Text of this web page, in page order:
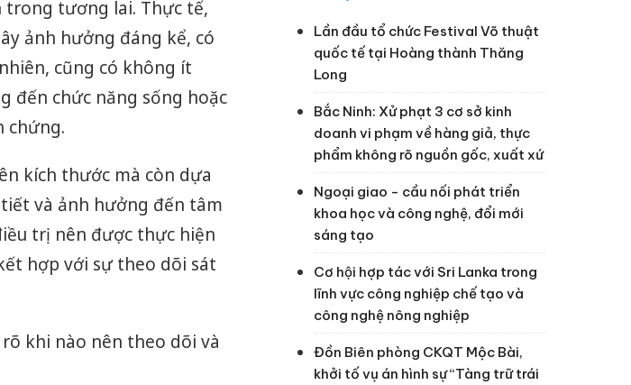
tương lai. Thực tế,
ảnh hưởng đáng kể, có
cũng có không ít
đến chức năng sống hoặc
chứng.
kích thước mà còn dựa
và ảnh hưởng đến tâm
trị nên được thực hiện
hợp với sự theo dõi sát
khi nào nên theo dõi và
Lần đầu tổ chức Festival Võ thuật
quốc tế tại Hoàng thành Thăng
Long
Bắc Ninh: Xử phạt 3 cơ sở kinh
doanh vi phạm về hàng giả, thực
phẩm không rõ nguồn gốc, xuất xứ
Ngoại giao - cầu nối phát triển
khoa học và công nghệ, đổi mới
sáng tạo
Cơ hội hợp tác với Sri Lanka trong
lĩnh vực công nghiệp chế tạo và
công nghệ nông nghiệp
Đồn Biên phòng CKQT Mộc Bài,
khởi tố vụ án hình sự “Tàng trữ trái